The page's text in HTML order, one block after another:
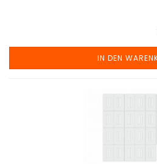
IN DEN